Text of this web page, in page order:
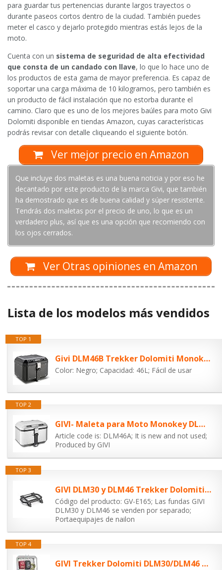
para guardar tus pertenencias durante largos trayectos o
durante paseos cortos dentro de la ciudad. También puedes
meter el casco y dejarlo protegido mientras estás lejos de la
moto.
Cuenta con un sistema de seguridad de alta efectividad
que consta de un candado con llave, lo que lo hace uno de
los productos de esta gama de mayor preferencia. Es capaz de
soportar una carga máxima de 10 kilogramos, pero también es
un producto de fácil instalación que no estorba durante el
camino. Claro que es uno de los mejores baúles para moto Givi
Dolomiti disponible en tiendas Amazon, cuyas características
podrás revisar con detalle cliqueando el siguiente botón.
Ver mejor precio en Amazon
Que incluye dos maletas es una buena noticia y por eso he
decantado por este producto de la marca Givi, que también
ha demostrado que es de buena calidad y súper resistente.
Tendrás dos maletas por el precio de uno, lo que es un
verdadero plus, así que es una opción que recomiendo con
los ojos cerrados.
Ver Otras opiniones en Amazon
Lista de los modelos más vendidos
TOP 1
Givi DLM46B Trekker Dolomiti Monokey-Maletín de Aluminio, 46L Capacidad, Negro
Color: Negro; Capacidad: 46L; Fácil de usar
TOP 2
GIVI- Maleta para Moto Monokey DLM46A Trekker Dolomiti de Aluminio Natural,...
Article code is: DLM46A; It is new and not used;
Produced by GIVI
TOP 3
GIVI DLM30 y DLM46 Trekker Dolomiti E165 - Portaequipajes de Nailon
Código del producto: GV-E165; Las fundas GIVI
DLM30 y DLM46 se venden por separado;
Portaequipajes de nailon
TOP 4
GIVI Trekker Dolomiti DLM30/DLM46 Red elástica para equipaje